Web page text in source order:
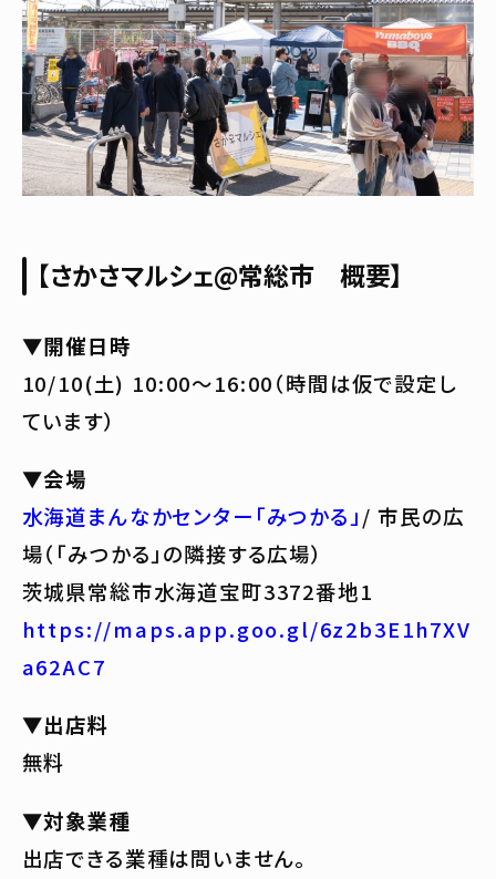
【さかさマルシェ@常総市 概要】
▼開催日時
10/10(土) 10:00〜16:00（時間は仮で設定し
ています）
▼会場
水海道まんなかセンター「みつかる」/ 市民の広
場（「みつかる」の隣接する広場）
茨城県常総市水海道宝町3372番地1
https://maps.app.goo.gl/6z2b3E1h7XV
a62AC7
▼出店料
無料
▼対象業種
出店できる業種は問いません。